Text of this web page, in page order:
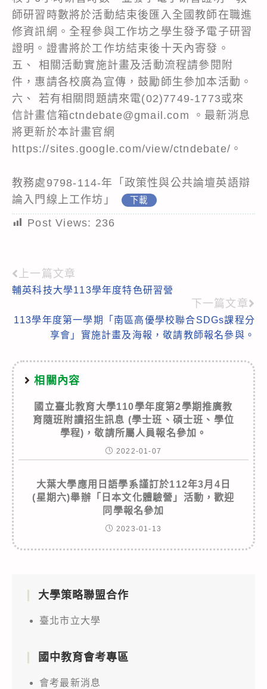
師研習時數將於活動結束後匯入全國教師在職進
修資訊網。全程參與工作坊之學生發予電子研習
證明。證書將於工作坊結束後十天內寄發。
五、 相關活動實施計畫及活動流程請參閱附
件，惠請各校廣為宣傳，鼓勵師生參加本活動。
六、 若有相關問題請來電(02)7749-1773或來
信計畫信箱ctndebate@gmail.com 。最新消息
將更新於本計畫官網
https://sites.google.com/view/ctndebate/。
教務處9798-114-年「政策性與公共論壇英語辯
論入門線上工作坊」
下載
Post Views: 236
Read
more
articles
上一篇文章
輔英科技大學113學年度特色研習營
下一篇文章
113學年度第一學期「南區高優學校聯合SDGs課程分
享會」實施計畫及海報，敬請教師報名參與。
相關內容
國立臺北教育大學110學年度第2學期推廣教
育隨班附讀招生訊息 (學士班、碩士班、學位
學程)，敬請所屬人員報名參加。
2022-01-07
大葉大學應用日語學系謹訂於112年3月4日
(星期六)舉辦「日本文化體驗營」活動，歡迎
同學報名參加
2023-01-13
大學策略聯盟合作
臺北市立大學
國中教育會考專區
會考最新消息